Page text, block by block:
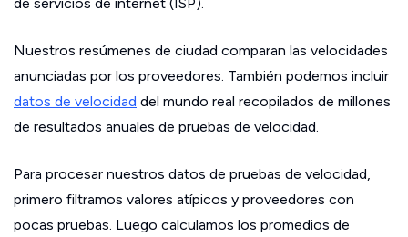
Nuestros resúmenes de ciudad comparan las velocidades
anunciadas por los proveedores. También podemos incluir
datos de velocidad del mundo real recopilados de millones
de resultados anuales de pruebas de velocidad.
Para procesar nuestros datos de pruebas de velocidad,
primero filtramos valores atípicos y proveedores con
pocas pruebas. Luego calculamos los promedios de